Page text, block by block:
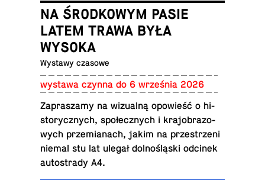
NA ŚRODKOWYM PASIE
LATEM TRAWA BYŁA
WYSOKA
Wystawy czasowe
wystawa czynna do 6 wrze­śnia 2026
Za­pra­sza­my na wi­zu­al­ną opo­wieść o hi­
sto­rycz­nych, spo­łecz­nych i kra­jo­bra­zo­
wych prze­mia­nach, jakim na prze­strze­ni
niemal stu lat ulegał dol­no­ślą­ski odcinek
au­to­stra­dy A4.